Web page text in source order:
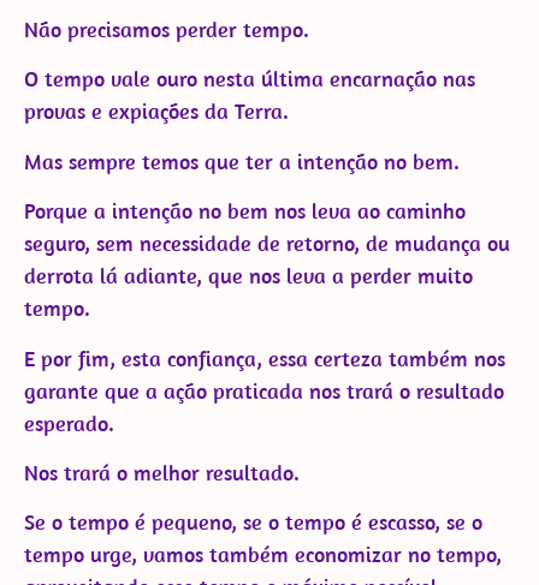
Não precisamos perder tempo.
O tempo vale ouro nesta última encarnação nas
provas e expiações da Terra.
Mas sempre temos que ter a intenção no bem.
Porque a intenção no bem nos leva ao caminho
seguro, sem necessidade de retorno, de mudança ou
derrota lá adiante, que nos leva a perder muito
tempo.
E por fim, esta confiança, essa certeza também nos
garante que a ação praticada nos trará o resultado
esperado.
Nos trará o melhor resultado.
Se o tempo é pequeno, se o tempo é escasso, se o
tempo urge, vamos também economizar no tempo,